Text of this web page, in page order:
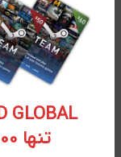
GLOBAL
تنها 288.000 تومان تحویل آنی